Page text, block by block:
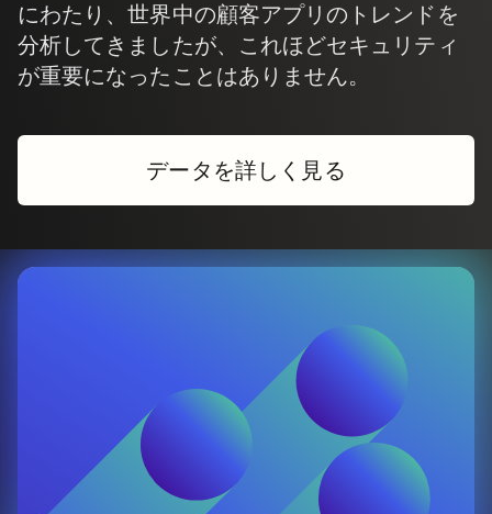
にわたり、世界中の顧客アプリのトレンドを
分析してきましたが、これほどセキュリティ
が重要になったことはありません。
データを詳しく見る